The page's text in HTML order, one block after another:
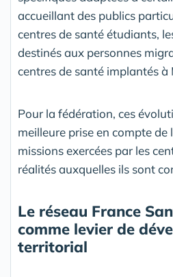
accueillant des publics
centres de santé étudiants,
destinés aux personnes
centres de santé implantés à
Pour la fédération, ces
meilleure prise en compte de
missions exercées par les
réalités auxquelles ils sont
Le réseau France
comme levier de
territorial